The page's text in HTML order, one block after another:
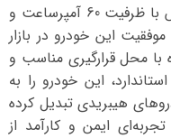
باتری خودروی بی وای دی سانگ پلاس با ظرفیت 60 آمپرساعت و
این خودرو در بازار
با محل قرارگیری مناسب و
این خودرو را به
هیبریدی تبدیل کرده
ایمن و کارآمد از